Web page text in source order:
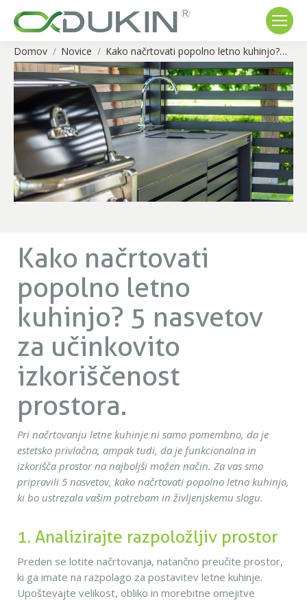
You are here:
Domov Novice Kako načrtovati popolno letno kuhinjo?…
Kako načrtovati
popolno letno
kuhinjo? 5 nasvetov
za učinkovito
izkoriščenost
prostora.
Pri načrtovanju letne kuhinje ni samo pomembno, da je
estetsko privlačna, ampak tudi, da je funkcionalna in
izkorišča prostor na najboljši možen način. Za vas smo
pripravili 5 nasvetov, kako načrtovati popolno letno kuhinjo,
ki bo ustrezala vašim potrebam in življenjskemu slogu.
1. Analizirajte razpoložljiv prostor
Preden se lotite načrtovanja, natančno preučite prostor,
ki ga imate na razpolago za postavitev letne kuhinje.
Upoštevajte velikost, obliko in morebitne omejitve